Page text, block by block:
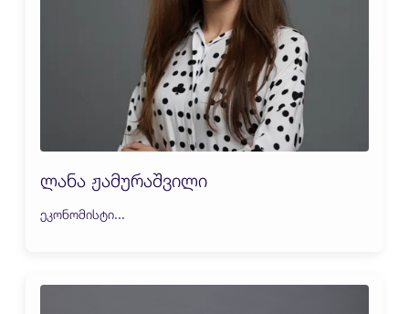
ლანა ჟამურაშვილი
ეკონომისტი...